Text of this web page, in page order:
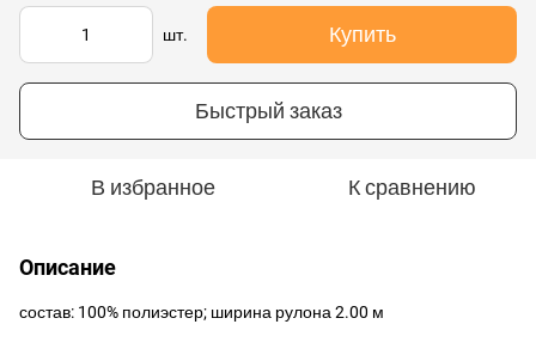
шт. Купить
Быстрый заказ
В избранное К сравнению
Описание
состав: 100% полиэстер; ширина рулона 2.00 м